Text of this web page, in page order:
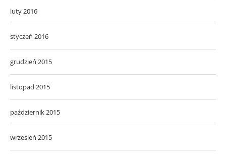
luty 2016
styczeń 2016
grudzień 2015
listopad 2015
październik 2015
wrzesień 2015